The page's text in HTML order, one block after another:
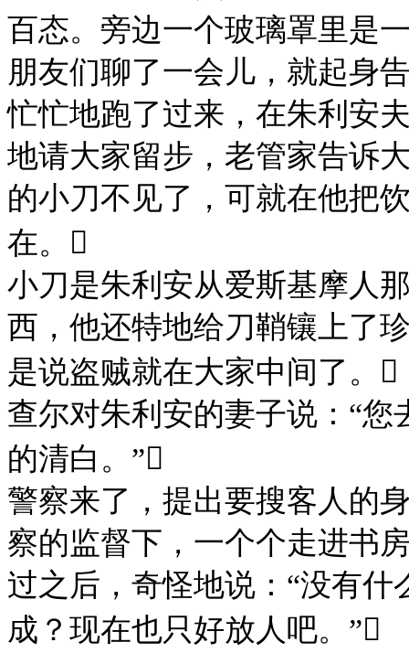
百态。旁边一个玻璃罩里是
朋友们聊了一会儿，就起身
忙忙地跑了过来，在朱利安
地请大家留步，老管家告诉
的小刀不见了，可就在他把
在。 
小刀是朱利安从爱斯基摩人
西，他还特地给刀鞘镶上了
是说盗贼就在大家中间了。 
查尔对朱利安的妻子说： “您
的清白。”
警察来了，提出要搜客人的
察的监督下，一个个走进书
过之后，奇怪地说： “没有什
成？现在也只好放人吧。”